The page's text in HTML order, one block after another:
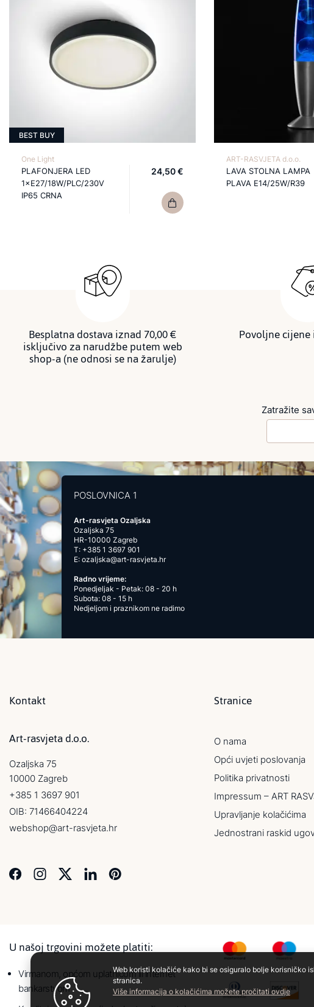
BEST BUY
One Light
PLAFONJERA LED
1×E27/18W/PLC/230V
IP65 CRNA
24,50 €
ART-RASVJETA d.o.o.
LAVA STOLNA LAMPA
PLAVA E14/25W/R39
Besplatna dostava iznad 70,00 €
isključivo za narudžbe putem web
shop-a (ne odnosi se na žarulje)
Povoljne
Zatražite
POSLOVNICA 1
Art-rasvjeta Ozaljska
Ozaljska 75
HR-10000 Zagreb
T: +385 1 3697 901
E: ozaljska@art-rasvjeta.hr
Radno vrijeme:
Ponedjeljak - Petak: 08 - 20 h
Subota: 08 - 15 h
Nedjeljom i praznikom ne radimo
Kontakt
Art-rasvjeta d.o.o.
Ozaljska 75
10000 Zagreb
+385 1 3697 901
OIB: 71466404224
webshop@art-rasvjeta.hr
Stranice
O nama
Opći uvjeti poslovanja
Politika privatnosti
Impressum – ART
Upravljanje kolačićima
Jednostrani raskid
U našoj trgovini možete platiti:
Virmanom, općom uplatnicom ili internet
bankarstvom
Web koristi kolačiće kako bi se osiguralo bolje korisničko
stranica.
Više informacija o kolačićima možete pročitati ovdje